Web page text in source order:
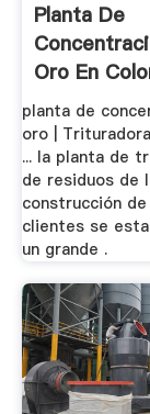
Planta De
Oro En
planta de
oro |
... la planta de
de residuos de
construcción
clientes se
un grande .